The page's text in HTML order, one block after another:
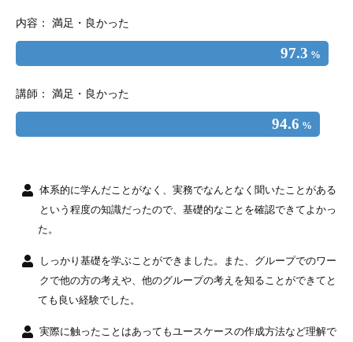
内容： 満足・良かった
97.3 %
講師： 満足・良かった
94.6 %
体系的に学んだことがなく、実務でなんとなく聞いたことがある
という程度の知識だったので、基礎的なことを確認できてよかっ
た。
しっかり基礎を学ぶことができました。また、グループでのワー
クで他の方の考えや、他のグループの考えを知ることができてと
ても良い経験でした。
実際に触ったことはあってもユースケースの作成方法など理解で